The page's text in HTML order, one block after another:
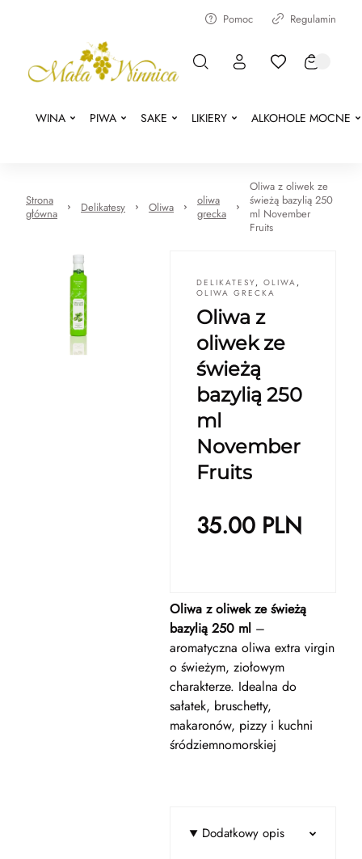
Pomoc Regulamin
WINA PIWA SAKE LIKIERY ALKOHOLE MOCNE
Strona
główna
Delikatesy Oliwa
oliwa
grecka
Oliwa z oliwek ze
świeżą bazylią 250
ml November
Fruits
DELIKATESY, OLIWA ,
OLIWA GRECKA
Oliwa z
oliwek ze
świeżą
bazylią 250
ml
November
Fruits
35.00PLN
Oliwa z oliwek ze świeżą
bazylią 250 ml–
aromatyczna oliwa extra virgin
o świeżym, ziołowym
charakterze. Idealna do
sałatek, bruschetty,
makaronów, pizzy i kuchni
śródziemnomorskiej
Dodatkowy opis